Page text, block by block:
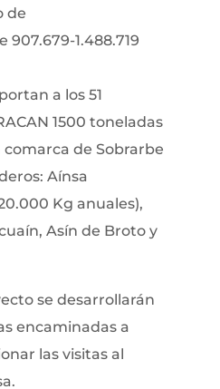
de
1.488.719
a los 51
1500 toneladas
de Sobrarbe
Aínsa
Kg anuales),
Asín de Broto y
se desarrollarán
encaminadas a
las visitas al